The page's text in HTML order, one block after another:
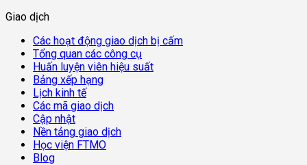
Giao dịch
Các hoạt động giao dịch bị cấm
Tổng quan các công cụ
Huấn luyện viên hiệu suất
Bảng xếp hạng
Lịch kinh tế
Các mã giao dịch
Cập nhật
Nền tảng giao dịch
Học viện FTMO
Blog